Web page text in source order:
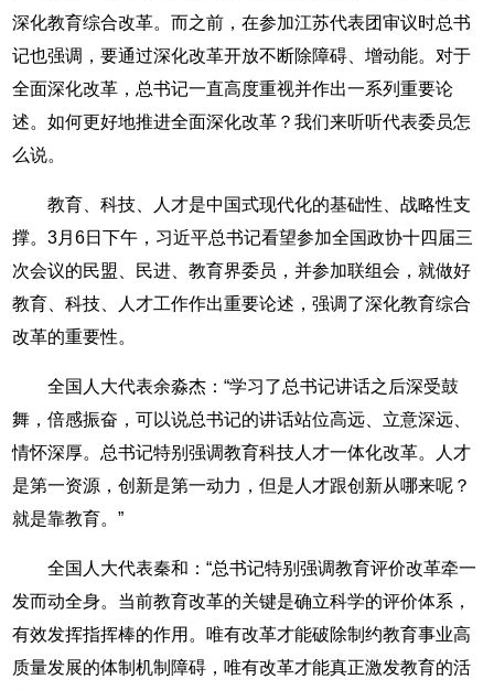
深化教育综合改革。而之前，在参加江苏代表团审议时总书
记也强调，要通过深化改革开放不断除障碍、增动能。对于
全面深化改革，总书记一直高度重视并作出一系列重要论
述。如何更好地推进全面深化改革？我们来听听代表委员怎
么说。
教育、科技、人才是中国式现代化的基础性、战略性支
撑。3月6日下午，习近平总书记看望参加全国政协十四届三
次会议的民盟、民进、教育界委员，并参加联组会，就做好
教育、科技、人才工作作出重要论述，强调了深化教育综合
改革的重要性。
全国人大代表余淼杰：“学习了总书记讲话之后深受鼓
舞，倍感振奋，可以说总书记的讲话站位高远、立意深远、
情怀深厚。总书记特别强调教育科技人才一体化改革。人才
是第一资源，创新是第一动力，但是人才跟创新从哪来呢？
就是靠教育。”
全国人大代表秦和：“总书记特别强调教育评价改革牵一
发而动全身。当前教育改革的关键是确立科学的评价体系，
有效发挥指挥棒的作用。唯有改革才能破除制约教育事业高
质量发展的体制机制障碍，唯有改革才能真正激发教育的活